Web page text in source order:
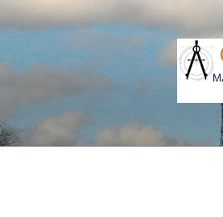
Pular
para
conteúdo